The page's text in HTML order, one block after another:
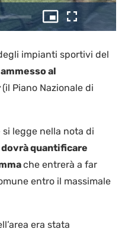
Picture-
in-
Schermo
intero
impianti sportivi del
al
(il Piano Nazionale di
legge nella nota di
quantificare
che entrerà a far
entro il massimale
era stata